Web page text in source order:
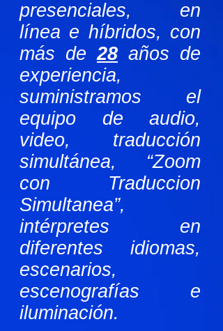
presenciales, en
línea e híbridos, con
más de28 años de
experiencia,
suministramos el
equipo de audio,
video, traducción
simultánea, “Zoom
con Traduccion
Simultanea”,
intérpretes en
diferentes idiomas,
escenarios,
escenografías e
iluminación.